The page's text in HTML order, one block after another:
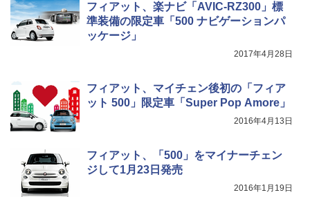
フィアット、楽ナビ「AVIC-RZ300」標
準装備の限定車「500 ナビゲーションパ
ッケージ」
2017年4月28日
フィアット、マイチェン後初の「フィア
ット 500」限定車「Super Pop Amore」
2016年4月13日
フィアット、「500」をマイナーチェン
ジして1月23日発売
2016年1月19日